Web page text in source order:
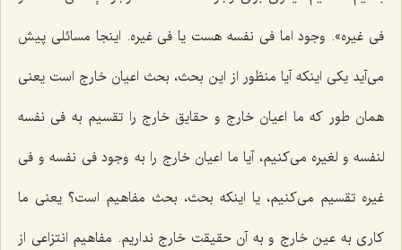
فى غیره». وجود اما فى نفسه هست یا فى غیره. اینجا مسائلى پیش
مى‌آید یكى اینكه آیا منظور از این بحث، بحث اعیان خارج است یعنى
همان طور كه ما اعیان خارج و حقایق خارج را تقسیم به فى نفسه
لنفسه و لغیره مى‌كنیم، آیا ما اعیان خارج را به وجود فى نفسه و فى
غیره تقسیم مى‌كنیم، یا اینكه بحث، بحث مفاهیم است؟ یعنى ما
كارى به عین خارج و به آن حقیقت خارج نداریم. مفاهیم انتزاعى از